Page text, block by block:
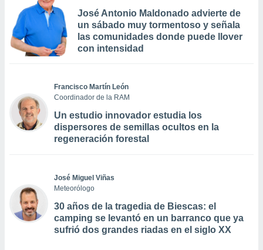
José Antonio Maldonado advierte de
un sábado muy tormentoso y señala
las comunidades donde puede llover
con intensidad
Francisco Martín León
Coordinador de la RAM
Un estudio innovador estudia los
dispersores de semillas ocultos en la
regeneración forestal
José Miguel Viñas
Meteorólogo
30 años de la tragedia de Biescas: el
camping se levantó en un barranco que ya
sufrió dos grandes riadas en el siglo XX